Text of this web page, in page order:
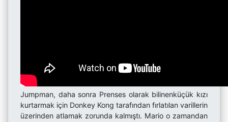
Jumpman, daha sonra Prenses olarak bilinenküçük kızı
kurtarmak için Donkey Kong tarafından fırlatılan varillerin
üzerinden atlamak zorunda kalmıştı. Mario o zamandan